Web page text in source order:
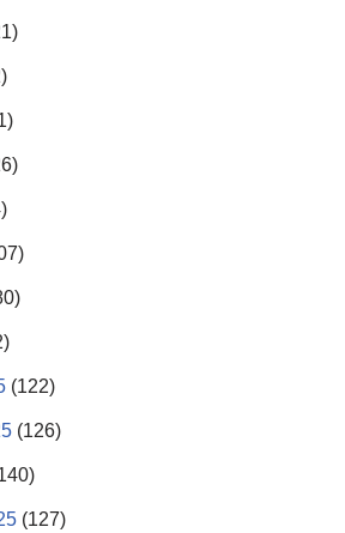
(122)
(126)
(127)